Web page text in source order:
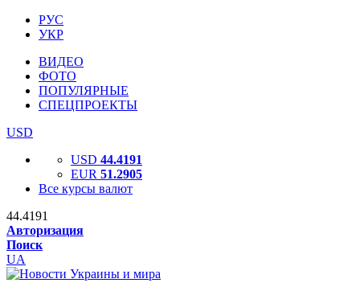
РУС
УКР
ВИДЕО
ФОТО
ПОПУЛЯРНЫЕ
СПЕЦПРОЕКТЫ
USD
USD 44.4191
EUR 51.2905
Все курсы валют
44.4191
Авторизация
Поиск
UA